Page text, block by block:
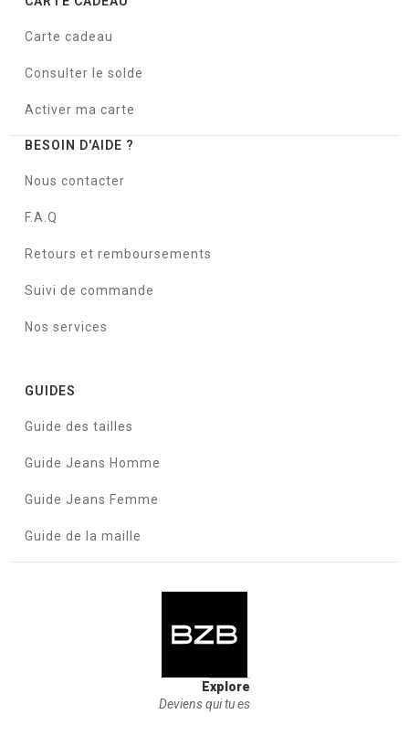
Carte cadeau
Consulter le solde
Activer ma carte
BESOIN D'AIDE ?
Nous contacter
F.A.Q
Retours et remboursements
Suivi de commande
Nos services
GUIDES
Guide des tailles
Guide Jeans Homme
Guide Jeans Femme
Guide de la maille
Explore
Deviens qui tu es